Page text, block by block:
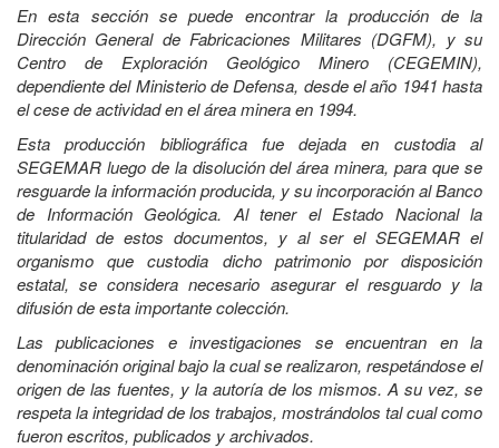
En esta sección se puede encontrar la producción de la
Dirección General de Fabricaciones Militares (DGFM), y su
Centro de Exploración Geológico Minero (CEGEMIN),
dependiente del Ministerio de Defensa, desde el año 1941 hasta
el cese de actividad en el área minera en 1994.
Esta producción bibliográfica fue dejada en custodia al
SEGEMAR luego de la disolución del área minera, para que se
resguarde la información producida, y su incorporación al Banco
de Información Geológica. Al tener el Estado Nacional la
titularidad de estos documentos, y al ser el SEGEMAR el
organismo que custodia dicho patrimonio por disposición
estatal, se considera necesario asegurar el resguardo y la
difusión de esta importante colección.
Las publicaciones e investigaciones se encuentran en la
denominación original bajo la cual se realizaron, respetándose el
origen de las fuentes, y la autoría de los mismos. A su vez, se
respeta la integridad de los trabajos, mostrándolos tal cual como
fueron escritos, publicados y archivados.